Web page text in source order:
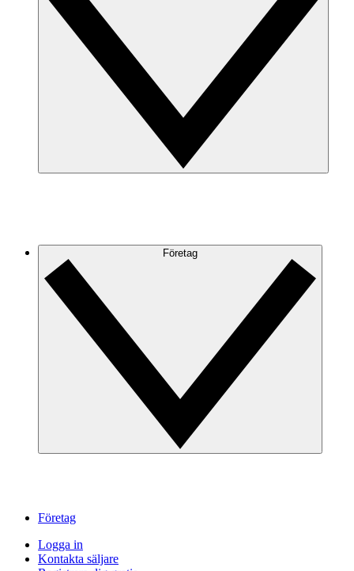
Företag
Företag
Logga in
Kontakta säljare